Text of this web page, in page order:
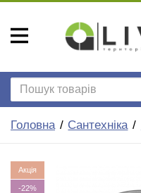
Головна Сантехніка
Акція
-22%